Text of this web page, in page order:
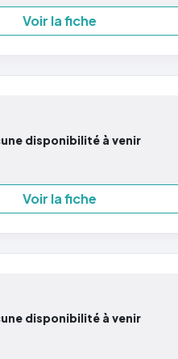
Voir la fiche
disponibilité à venir
Voir la fiche
disponibilité à venir